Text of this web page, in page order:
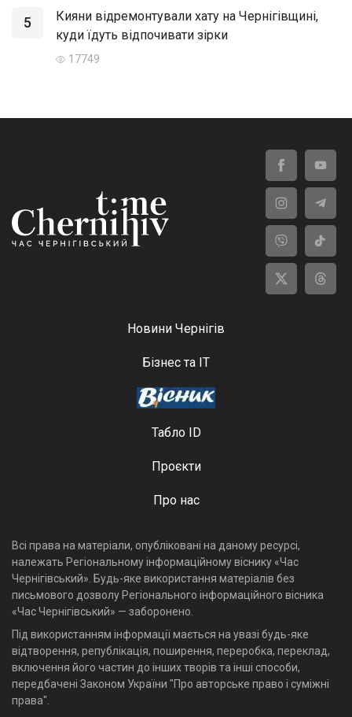
5
Кияни відремонтували хату на Чернігівщині,
куди їдуть відпочивати зірки
17749
Новини Чернігів
Бізнес та ІТ
Табло ID
Проєкти
Про нас
Всі права на матеріали, опубліковані на даному ресурсі,
належать Регіональному інформаційному віснику «Час
Чернігівський». Будь-яке використання матеріалів без
письмового дозволу Регіонального інформаційного вісника
«Час Чернігівський» — заборонено.
Під використанням інформації мається на увазі будь-яке
відтворення, републікація, поширення, переробка, переклад,
включення його частин до інших творів та інші способи,
передбачені Законом України "Про авторське право і суміжні
права".